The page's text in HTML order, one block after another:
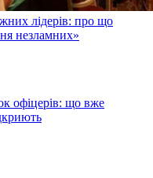
лідерів: про що
незламних»
офіцерів: що вже